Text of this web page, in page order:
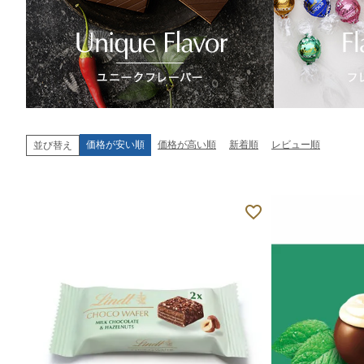
並び替え 価格が安い順 価格が高い順 新着順 レビュー順